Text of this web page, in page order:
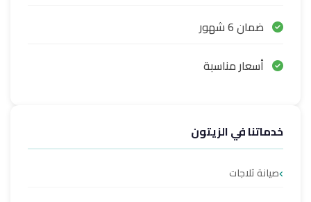
ضمان 6 شهور
أسعار مناسبة
خدماتنا في الزيتون
صيانة ثلاجات